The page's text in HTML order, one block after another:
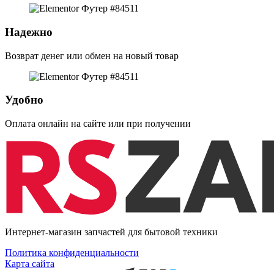
Надежно
Возврат денег или обмен на новый товар
Удобно
Оплата онлайн на сайте или при получении
Интернет-магазин запчастей для бытовой техники
Политика конфиденциальности
Карта сайта